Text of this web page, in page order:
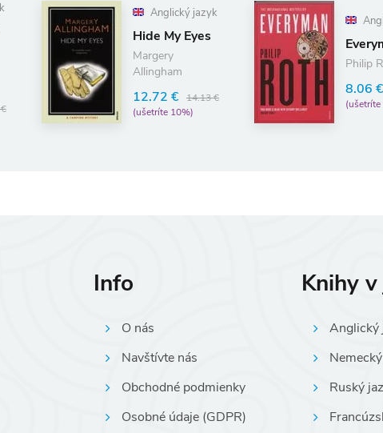
Anglický jazyk
Hide My Eyes
Margery
Allingham
12.72 € 14.13 €
(ušetríte 10%)
Philip
8.06 €
(ušetríte
Info
O nás
Navštívte nás
Obchodné podmienky
Osobné údaje (GDPR)
Knihy
Anglický
Ruský